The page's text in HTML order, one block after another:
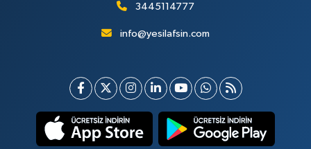
3445114777
info@yesilafsin.com